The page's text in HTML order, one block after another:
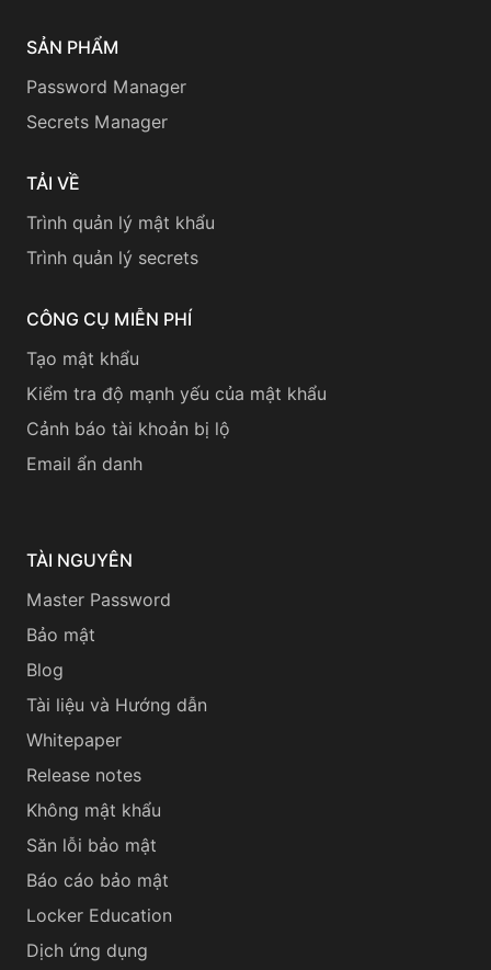
SẢN PHẨM
Password Manager
Secrets Manager
TẢI VỀ
Trình quản lý mật khẩu
Trình quản lý secrets
CÔNG CỤ MIỄN PHÍ
Tạo mật khẩu
Kiểm tra độ mạnh yếu của mật khẩu
Cảnh báo tài khoản bị lộ
Email ẩn danh
TÀI NGUYÊN
Master Password
Bảo mật
Blog
Tài liệu và Hướng dẫn
Whitepaper
Release notes
Không mật khẩu
Săn lỗi bảo mật
Báo cáo bảo mật
Locker Education
Dịch ứng dụng